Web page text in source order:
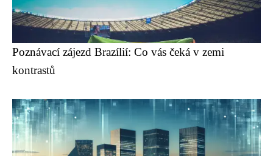
Poznávací zájezd Brazílií: Co vás čeká v zemi
kontrastů